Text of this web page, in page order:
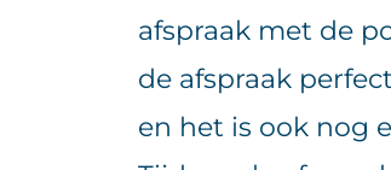
afspraak met de
de afspraak
en het is ook nog